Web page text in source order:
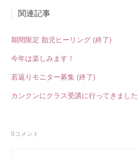
関連記事
期間限定 胎児ヒーリング (終了)
今年は楽しみます！
若返りモニター募集 (終了)
カンクンにクラス受講に行ってきました
0コメント